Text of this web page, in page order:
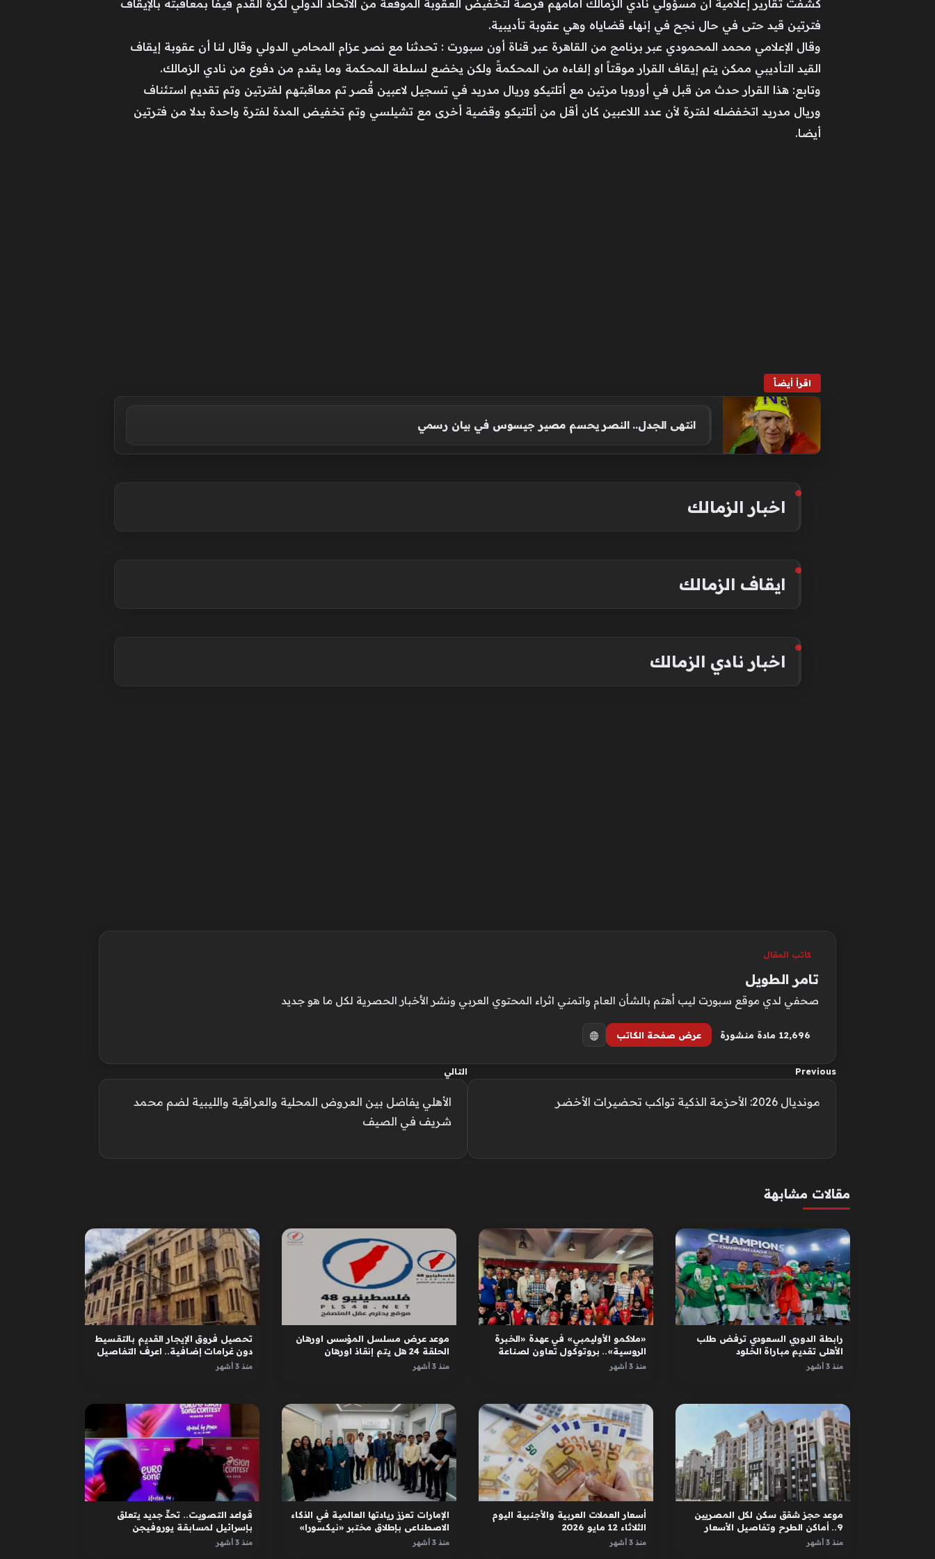
كشفت تقارير إعلامية أن مسؤولي نادي الزمالك أمامهم فرصة لتخفيض العقوبة الموقعة من الاتحاد الدولي لكرة القدم فيفا بمعاقبته بالإيقاف
فترتين قيد حتى في حال نجح في إنهاء قضاياه وهي عقوبة تأديبية.
وقال الإعلامي محمد المحمودي عبر برنامج من القاهرة عبر قناة أون سبورت : تحدثنا مع نصر عزام المحامي الدولي وقال لنا أن عقوبة إيقاف
القيد التأديبي ممكن يتم إيقاف القرار موقتاً او إلغاءه من المحكمةً ولكن يخضع لسلطة المحكمة وما يقدم من دفوع من نادي الزمالك.
وتابع: هذا القرار حدث من قبل في أوروبا مرتين مع أتلتيكو وريال مدريد في تسجيل لاعبين قُصر تم معاقبتهم لفترتين وتم تقديم استئناف
وريال مدريد اتخفضله لفترة لأن عدد اللاعبين كان أقل من أتلتيكو وقضية أخرى مع تشيلسي وتم تخفيض المدة لفترة واحدة بدلا من فترتين
أيضا.
اقرأ أيضاً
انتهى الجدل.. النصر يحسم مصير جيسوس في بيان رسمي
اخبار الزمالك
ايقاف الزمالك
اخبار نادي الزمالك
كاتب المقال
تامر الطويل
صحفي لدي موقع سبورت ليب أهتم بالشأن العام واتمني اثراء المحتوي العربي ونشر الأخبار الحصرية لكل ما هو جديد
12٬696 مادة منشورة عرض صفحة الكاتب
Previous
مونديال 2026: الأحزمة الذكية تواكب تحضيرات الأخضر
التالي
الأهلي يفاضل بين العروض المحلية والعراقية والليبية لضم محمد
شريف في الصيف
مقالات مشابهة
رابطة الدوري السعودي ترفض طلب
الأهلي تقديم مباراة الخلود
منذ 3 أشهر
«ملاكمو الأوليمبي» في عهدة «الخبرة
الروسية».. بروتوكول تعاون لصناعة
الأبطال
منذ 3 أشهر
موعد عرض مسلسل المؤسس اورهان
الحلقة 24 هل يتم إنقاذ اورهان
واسبورجا
منذ 3 أشهر
تحصيل فروق الإيجار القديم بالتقسيط
دون غرامات إضافية.. اعرف التفاصيل
منذ 3 أشهر
موعد حجز شقق سكن لكل المصريين
9.. أماكن الطرح وتفاصيل الأسعار
منذ 3 أشهر
أسعار العملات العربية والأجنبية اليوم
الثلاثاء 12 مايو 2026
منذ 3 أشهر
الإمارات تعزز ريادتها العالمية في الذكاء
الاصطناعي بإطلاق مختبر «نيكسورا»
في دبي
منذ 3 أشهر
قواعد التصويت.. تحدٍّ جديد يتعلق
بإسرائيل لمسابقة يوروفيجن
منذ 3 أشهر